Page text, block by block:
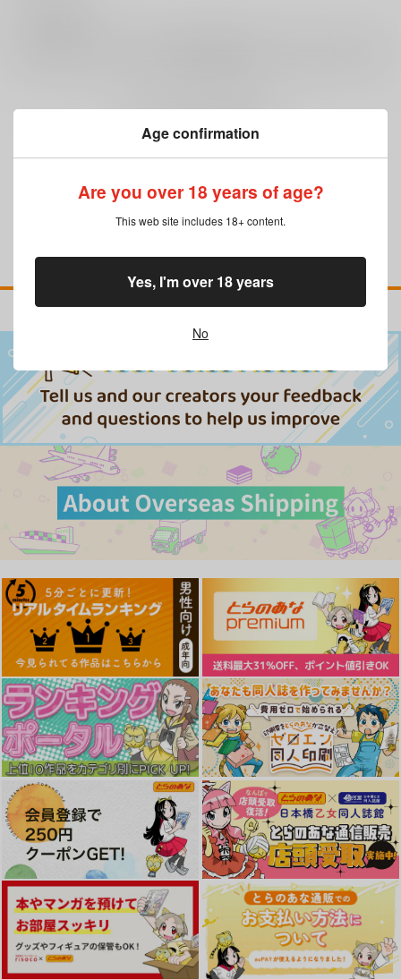
Age confirmation
Are you over 18 years of age?
This web site includes 18+ content.
No
Yes, I'm over 18 years